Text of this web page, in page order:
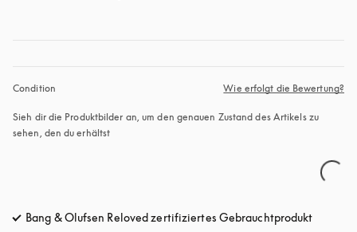
Condition Wie erfolgt die Bewertung?
Sieh dir die Produktbilder an, um den genauen Zustand des Artikels zu
sehen, den du erhältst
Bang & Olufsen Reloved zertifiziertes Gebrauchtprodukt